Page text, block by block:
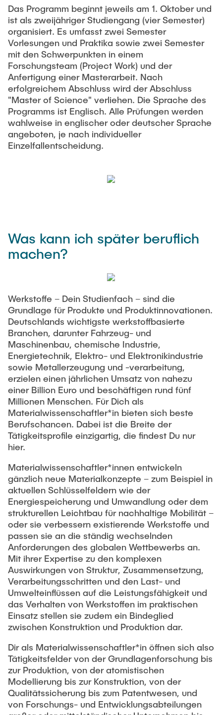
Das Programm beginnt jeweils am 1. Oktober und
ist als zweijähriger Studiengang (vier Semester)
organisiert. Es umfasst zwei Semester
Vorlesungen und Praktika sowie zwei Semester
mit den Schwerpunkten in einem
Forschungsteam (Project Work) und der
Anfertigung einer Masterarbeit. Nach
erfolgreichem Abschluss wird der Abschluss
"Master of Science" verliehen. Die Sprache des
Programms ist Englisch. Alle Prüfungen werden
wahlweise in englischer oder deutscher Sprache
angeboten, je nach individueller
Einzelfallentscheidung.
Was kann ich später beruflich
machen?
Werkstoffe – Dein Studienfach – sind die
Grundlage für Produkte und Produktinnovationen.
Deutschlands wichtigste werkstoffbasierte
Branchen, darunter Fahrzeug- und
Maschinenbau, chemische Industrie,
Energietechnik, Elektro- und Elektronikindustrie
sowie Metallerzeugung und -verarbeitung,
erzielen einen jährlichen Umsatz von nahezu
einer Billion Euro und beschäftigen rund fünf
Millionen Menschen. Für Dich als
Materialwissenschaftler*in bieten sich beste
Berufschancen. Dabei ist die Breite der
Tätigkeitsprofile einzigartig, die findest Du nur
hier.
Materialwissenschaftler*innen entwickeln
gänzlich neue Materialkonzepte – zum Beispiel in
aktuellen Schlüsselfeldern wie der
Energiespeicherung und Umwandlung oder dem
strukturellen Leichtbau für nachhaltige Mobilität –
oder sie verbessern existierende Werkstoffe und
passen sie an die ständig wechselnden
Anforderungen des globalen Wettbewerbs an.
Mit ihrer Expertise zu den komplexen
Auswirkungen von Struktur, Zusammensetzung,
Verarbeitungsschritten und den Last- und
Umwelteinflüssen auf die Leistungsfähigkeit und
das Verhalten von Werkstoffen im praktischen
Einsatz stellen sie zudem ein Bindeglied
zwischen Konstruktion und Produktion dar.
Dir als Materialwissenschaftler*in öffnen sich also
Tätigkeitsfelder von der Grundlagenforschung bis
zur Produktion, von der atomistischen
Modellierung bis zur Konstruktion, von der
Qualitätssicherung bis zum Patentwesen, und
von Forschungs- und Entwicklungsabteilungen